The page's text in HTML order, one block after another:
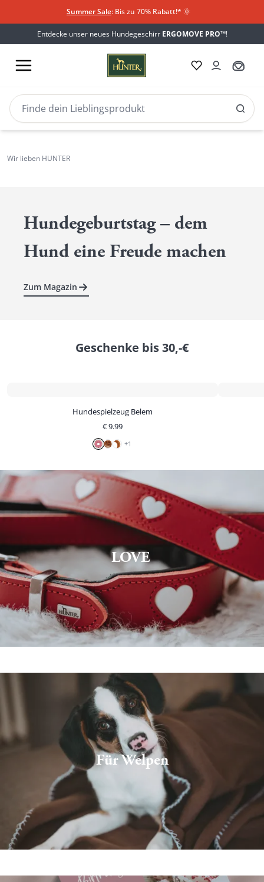
Summer Sale: Bis zu 70% Rabatt!* 🌞
Entdecke unser neues Hundegeschirr ERGOMOVE PRO™!
Wir lieben HUNTER
für
Hundegeburtstag – dem
Hund eine Freude machen
Zum Magazin
Geschenke bis 30,-€
Hundespielzeug Belem
€9.99
+1
LOVE
Für Welpen